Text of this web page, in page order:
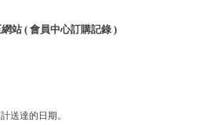
站 ( 會員中心訂購記錄 )
送達的日期。